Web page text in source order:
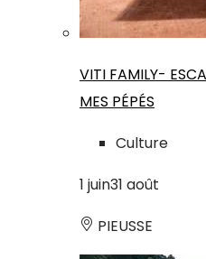
VITI FAMILY-
MES PÉPÉS
Culture
1 juin31 août
PIEUSSE